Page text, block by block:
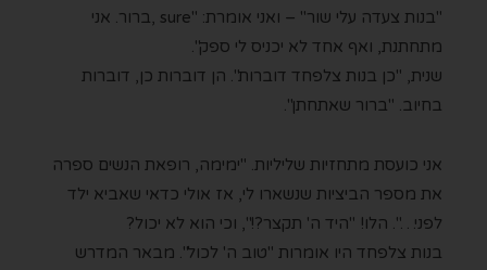
"בנות צעדה עלי שור" – ואני אומרת: "sure ,ברור. אני
מתחתנת, ואף אחד לא יכניס לי ספק".
שנית, "כן בנות צלפחד דוברות". הן דוברות כן, דוברות
בחיוב. "ברור שאתחתן".
אני כועסת מתחזיות שליליות. "ימימה, רופאת הנשים ספרה
את מספר הביציות שנשארו לי, אז אולי כדאי שאביא ילד
לפני…". הלו! "היד ה' תקצר?!", וכי הוא לא יכול?
בנות צלפחד היו אומרות "טוב ה' לכול". מבאר המדרש